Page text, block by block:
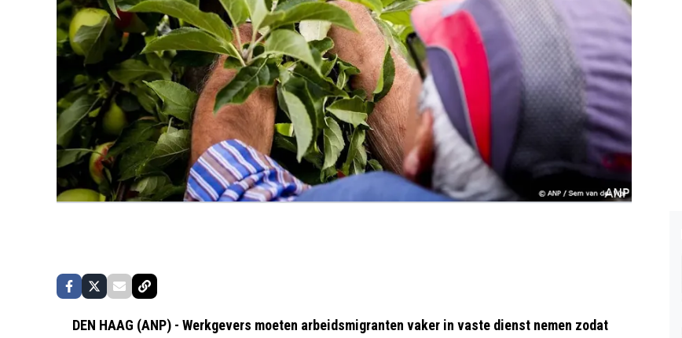
DEN HAAG (ANP) - Werkgevers moeten arbeidsmigranten vaker in vaste dienst nemen zodat